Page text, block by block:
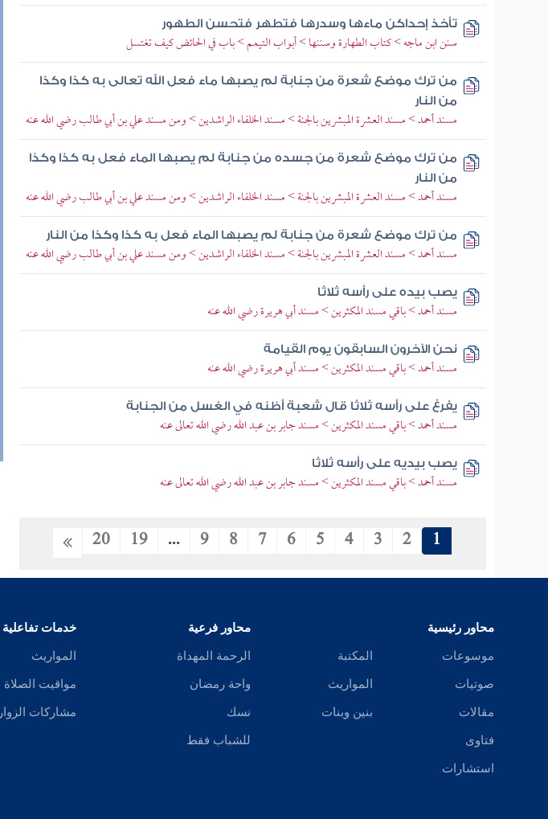
تأخذ إحداكن ماءها وسدرها فتطهر فتحسن الطهور
سنن ابن ماجه > كتاب الطهارة وسننها > أبواب التيمم > باب في الحائض كيف تغتسل
من ترك موضع شعرة من جنابة لم يصبها ماء فعل الله تعالى به كذا وكذا
من النار
مسند أحمد > مسند العشرة المبشرين بالجنة > مسند الخلفاء الراشدين > ومن مسند علي بن أبي طالب رضي الله عنه
من ترك موضع شعرة من جسده من جنابة لم يصبها الماء فعل به كذا وكذا
من النار
مسند أحمد > مسند العشرة المبشرين بالجنة > مسند الخلفاء الراشدين > ومن مسند علي بن أبي طالب رضي الله عنه
من ترك موضع شعرة من جنابة لم يصبها الماء فعل به كذا وكذا من النار
مسند أحمد > مسند العشرة المبشرين بالجنة > مسند الخلفاء الراشدين > ومن مسند علي بن أبي طالب رضي الله عنه
يصب بيده على رأسه ثلاثا
مسند أحمد > باقي مسند المكثرين > مسند أبي هريرة رضي الله عنه
نحن الآخرون السابقون يوم القيامة
مسند أحمد > باقي مسند المكثرين > مسند أبي هريرة رضي الله عنه
يفرغ على رأسه ثلاثا قال شعبة أظنه في الغسل من الجنابة
مسند أحمد > باقي مسند المكثرين > مسند جابر بن عبد الله رضي الله تعالى عنه
يصب بيديه على رأسه ثلاثا
مسند أحمد > باقي مسند المكثرين > مسند جابر بن عبد الله رضي الله تعالى عنه
1
2
3
4
5
6
7
8
9
...
19
20
محاور رئيسية
موسوعات
صوتيات
مقالات
فتاوى
استشارات
المكتبة
المواريث
بنين وبنات
محاور فرعية
الرحمة المهداة
واحة رمضان
نسك
للشباب فقط
خدمات تفاعلية
المواريث
مواقيت الصلاة
مشاركات الزوار